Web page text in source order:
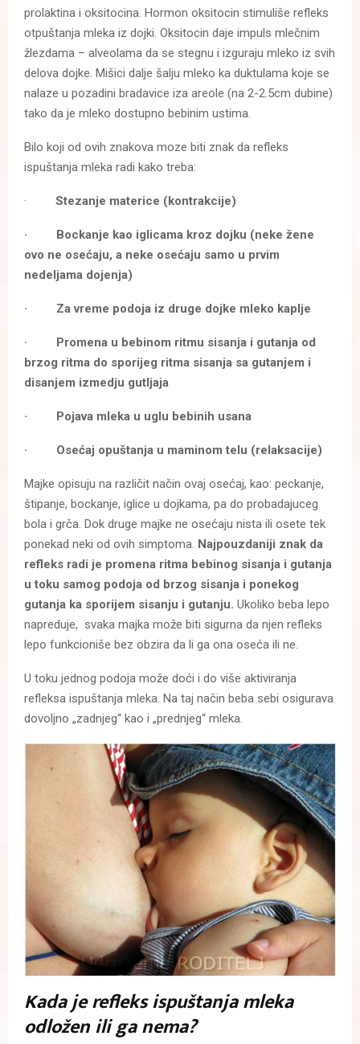
prolaktina i oksitocina. Hormon oksitocin stimuliše refleks
otpuštanja mleka iz dojki. Oksitocin daje impuls mlečnim
žlezdama – alveolama da se stegnu i izguraju mleko iz svih
delova dojke. Mišici dalje šalju mleko ka duktulama koje se
nalaze u pozadini bradavice iza areole (na 2-2.5cm dubine)
tako da je mleko dostupno bebinim ustima.
Bilo koji od ovih znakova moze biti znak da refleks
ispuštanja mleka radi kako treba:
· Stezanje materice (kontrakcije)
· Bockanje kao iglicama kroz dojku (neke žene
ovo ne osećaju, a neke osećaju samo u prvim
nedeljama dojenja)
· Za vreme podoja iz druge dojke mleko kaplje
· Promena u bebinom ritmu sisanja i gutanja od
brzog ritma do sporijeg ritma sisanja sa gutanjem i
disanjem izmedju gutljaja
· Pojava mleka u uglu bebinih usana
· Osećaj opuštanja u maminom telu (relaksacije)
Majke opisuju na različit način ovaj osećaj, kao: peckanje,
štipanje, bockanje, iglice u dojkama, pa do probadajuceg
bola i grča. Dok druge majke ne osećaju nista ili osete tek
ponekad neki od ovih simptoma. Najpouzdaniji znak da
refleks radi je promena ritma bebinog sisanja i gutanja
u toku samog podoja od brzog sisanja i ponekog
gutanja ka sporijem sisanju i gutanju. Ukoliko beba lepo
napreduje, svaka majka može biti sigurna da njen refleks
lepo funkcioniše bez obzira da li ga ona oseća ili ne.
U toku jednog podoja može doći i do više aktiviranja
refleksa ispuštanja mleka. Na taj način beba sebi osigurava
dovoljno „zadnjeg“ kao i „prednjeg“ mleka.
Kada je refleks ispuštanja mleka
odložen ili ga nema?